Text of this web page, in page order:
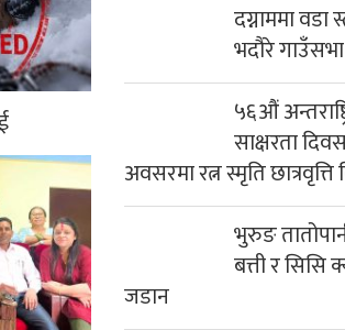
दग्नाममा वडा
भदौरे
५६औं
साक्षरता
अवसरमा रत्न स्मृति
भुरुङ
बत्ती र सिसि
जडान